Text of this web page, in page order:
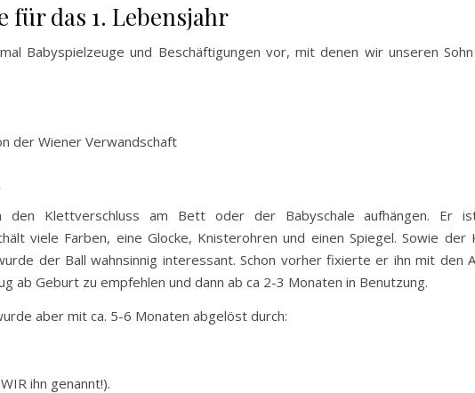
für das 1. Lebensjahr
Babyspielzeuge und Beschäftigungen vor, mit denen wir unseren
der Wiener Verwandschaft
den Klettverschluss am Bett oder der Babyschale aufhängen. Er
viele Farben, eine Glocke, Knisterohren und einen Spiegel. Sowie der
der Ball wahnsinnig interessant. Schon vorher fixierte er ihn mit den
ab Geburt zu empfehlen und dann ab ca 2-3 Monaten in Benutzung.
aber mit ca. 5-6 Monaten abgelöst durch:
ihn genannt!).